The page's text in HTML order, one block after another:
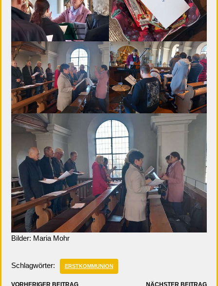
Bilder: Maria Mohr
Schlagwörter: ERSTKOMMUNION
VORHERIGER BEITRAG NÄCHSTER BEITRAG